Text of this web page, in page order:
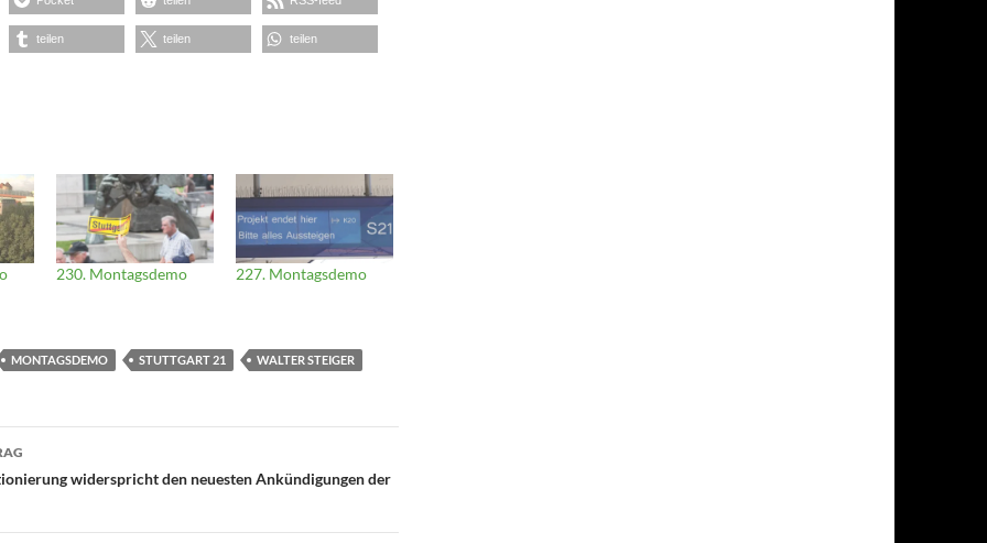
teilen teilen teilen
230. Montagsdemo 227. Montagsdemo
MONTAGSDEMO STUTTGART 21 WALTER STEIGER
widerspricht den neuesten Ankündigungen der